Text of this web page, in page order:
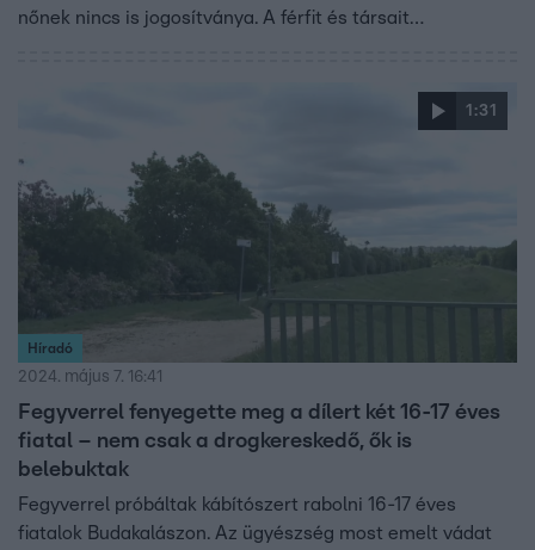
nőnek nincs is jogosítványa. A férfit és társait
1:31
Híradó
2024. május 7. 16:41
Fegyverrel fenyegette meg a dílert két 16-17 éves
fiatal – nem csak a drogkereskedő, ők is
belebuktak
Fegyverrel próbáltak kábítószert rabolni 16-17 éves
fiatalok Budakalászon. Az ügyészség most emelt vádat